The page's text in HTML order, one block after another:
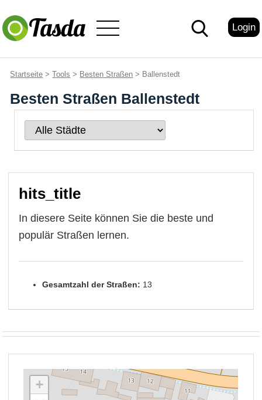
Login
Startseite >Tools > Besten Straßen > Ballenstedt
Besten Straßen Ballenstedt
hits_title
In diesere Seite können Sie die beste und
populär Straßen lernen.
Gesamtzahl der Straßen: 13